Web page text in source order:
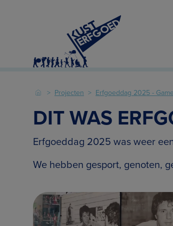
Projecten Erfgoeddag 2025 -
DIT WAS
Erfgoeddag 2025 was weer
We hebben gesport, genoten,